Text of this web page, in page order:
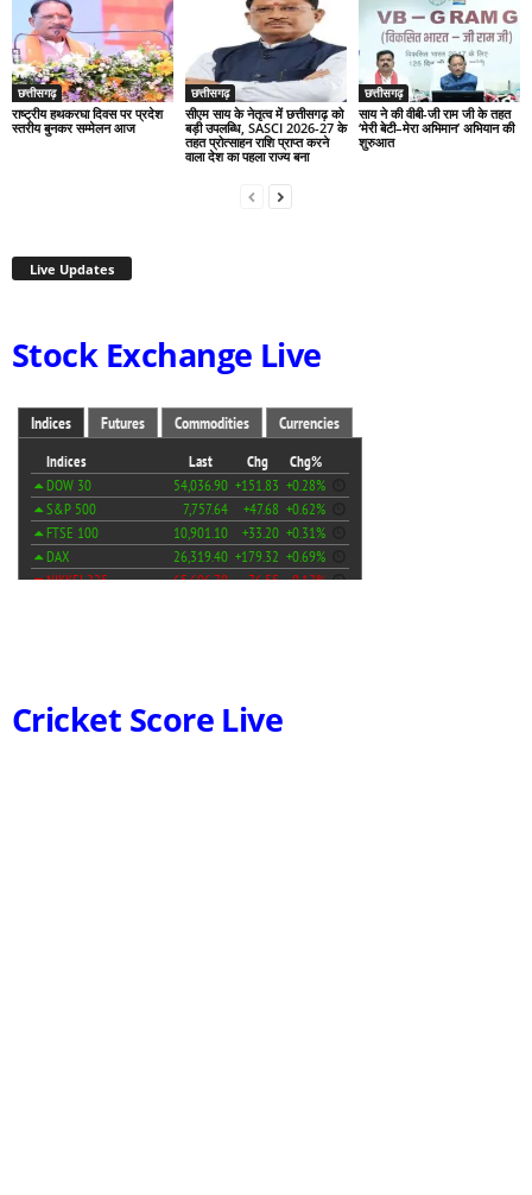
छत्तीसगढ़
राष्ट्रीय हथकरघा दिवस पर प्रदेश
स्तरीय बुनकर सम्मेलन आज
छत्तीसगढ़
सीएम साय के नेतृत्व में छत्तीसगढ़ को
बड़ी उपलब्धि, SASCI 2026-27 के
तहत प्रोत्साहन राशि प्राप्त करने
वाला देश का पहला राज्य बना
छत्तीसगढ़
साय ने की वीबी-जी राम जी के तहत
‘मेरी बेटी–मेरा अभिमान’ अभियान की
शुरुआत
Live Updates
Stock Exchange Live
Cricket Score Live